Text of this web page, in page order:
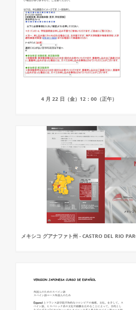
4 月 22 日（金）12：00（正午）
メキシコ グアナファト州 - CASTRO DEL RIO